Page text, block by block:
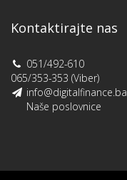
Kontaktirajte nas
051/492-610
065/353-353 (Viber)
info@digitalfinance.ba
Naše poslovnice